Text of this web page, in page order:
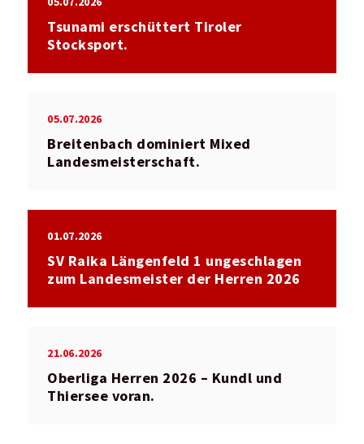
Tsunami erschüttert Tiroler
Stocksport.
05.07.2026
Breitenbach dominiert Mixed
Landesmeisterschaft.
01.07.2026
SV Raika Längenfeld 1 ungeschlagen
zum Landesmeister der Herren 2026
21.06.2026
Oberliga Herren 2026 – Kundl und
Thiersee voran.